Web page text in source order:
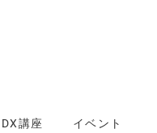
DX講座 イベント